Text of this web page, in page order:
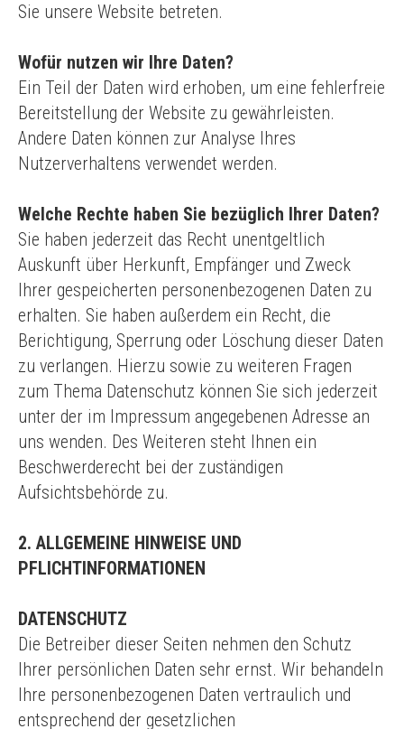
Sie unsere Website betreten.
Wofür nutzen wir Ihre Daten?
Ein Teil der Daten wird erhoben, um eine fehlerfreie
Bereitstellung der Website zu gewährleisten.
Andere Daten können zur Analyse Ihres
Nutzerverhaltens verwendet werden.
Welche Rechte haben Sie bezüglich Ihrer Daten?
Sie haben jederzeit das Recht unentgeltlich
Auskunft über Herkunft, Empfänger und Zweck
Ihrer gespeicherten personenbezogenen Daten zu
erhalten. Sie haben außerdem ein Recht, die
Berichtigung, Sperrung oder Löschung dieser Daten
zu verlangen. Hierzu sowie zu weiteren Fragen
zum Thema Datenschutz können Sie sich jederzeit
unter der im Impressum angegebenen Adresse an
uns wenden. Des Weiteren steht Ihnen ein
Beschwerderecht bei der zuständigen
Aufsichtsbehörde zu.
2. ALLGEMEINE HINWEISE UND
PFLICHTINFORMATIONEN
DATENSCHUTZ
Die Betreiber dieser Seiten nehmen den Schutz
Ihrer persönlichen Daten sehr ernst. Wir behandeln
Ihre personenbezogenen Daten vertraulich und
entsprechend der gesetzlichen